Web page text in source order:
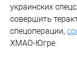
украинских
совершить
спецоперации,
ХМАО-Югре.